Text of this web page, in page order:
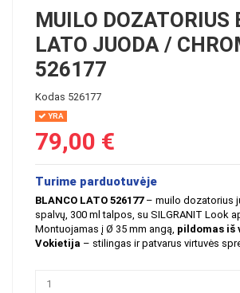
MUILO DOZATORIUS
LATO JUODA /
526177
Kodas 526177
YRA
79,00 €
Turime parduotuvėje
BLANCO LATO 526177– muilo dozatorius
spalvų, 300 ml talpos, su SILGRANIT Look
Montuojamas į Ø 35 mm angą, pildomas iš
Vokietija – stilingas ir patvarus virtuvės